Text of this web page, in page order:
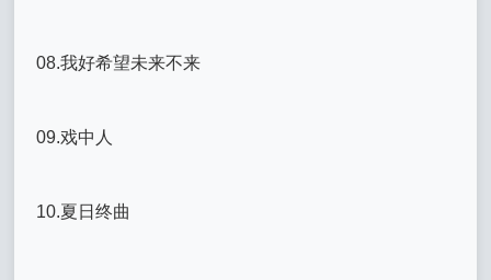
08.我好希望未来不来
09.戏中人
10.夏日终曲